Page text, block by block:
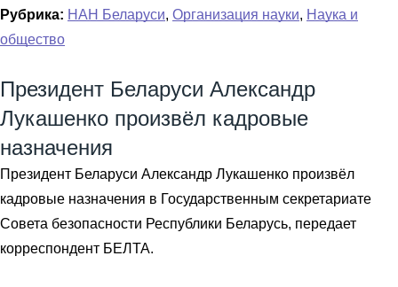
Рубрика: НАН Беларуси, Организация науки, Наука и
общество
Президент Беларуси Александр
Лукашенко произвёл кадровые
назначения
Президент Беларуси Александр Лукашенко произвёл
кадровые назначения в Государственным секретариате
Совета безопасности Республики Беларусь, передает
корреспондент БЕЛТА.